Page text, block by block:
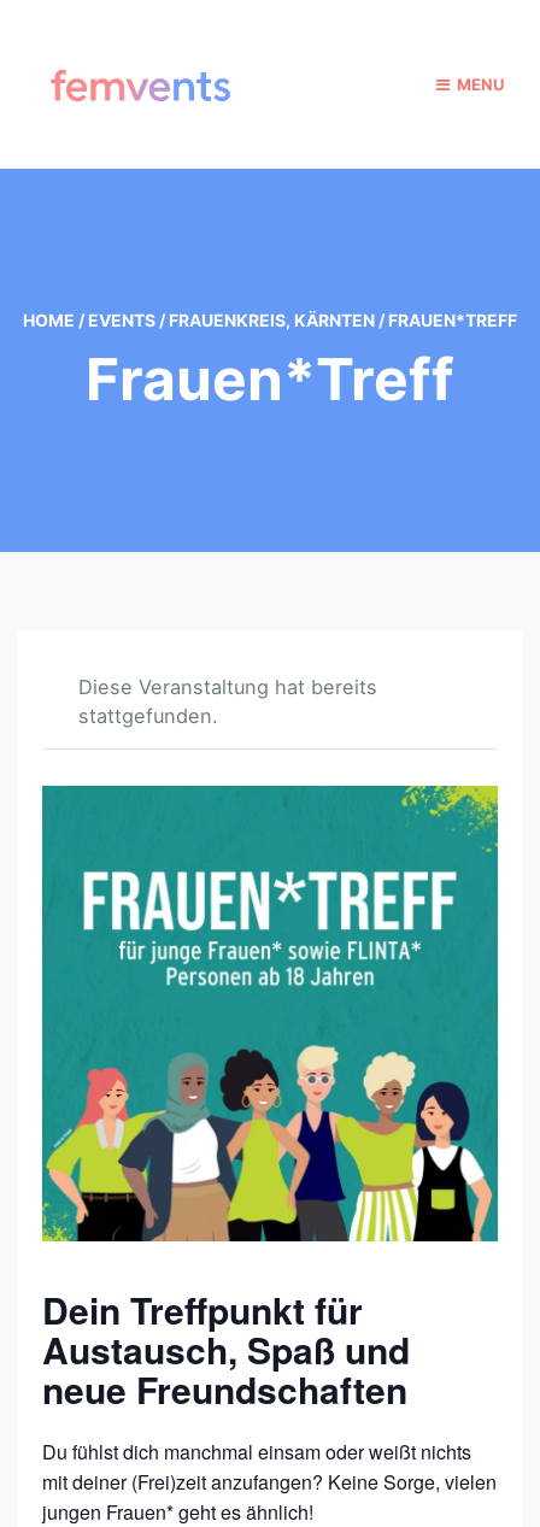
MENU
HOME / EVENTS / FRAUENKREIS, KÄRNTEN / FRAUEN*TREFF
Frauen*Treff
Diese Veranstaltung hat bereits
stattgefunden.
E
F
F
Dein Treffpunkt für
Austausch, Spaß und
neue Freundschaften
Du fühlst dich manchmal einsam oder weißt nichts
mit deiner (Frei)zeit anzufangen? Keine Sorge, vielen
jungen Frauen* geht es ähnlich!